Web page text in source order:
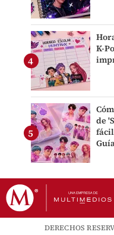
K-
de
DERECHOS